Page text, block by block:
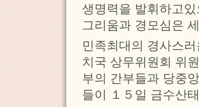
생명력을 발휘하고
그리움과 경모심은
민족최대의 경사스
치국 상무위원회 위
부의 간부들과 당중
들이 １５일 금수산